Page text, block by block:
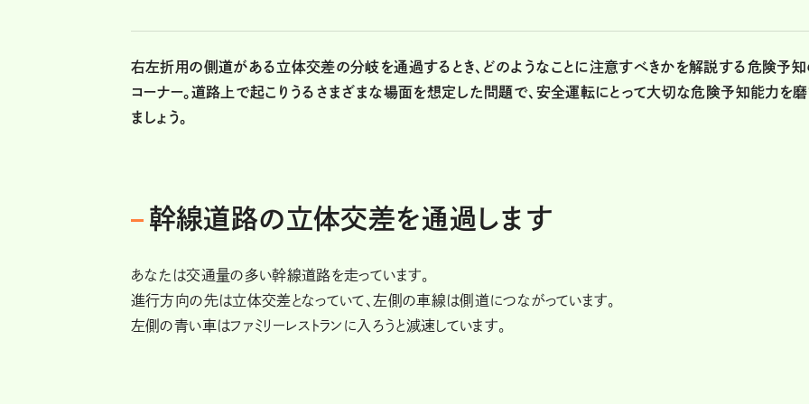
右左折用の側道がある立体交差の分岐を通過するとき、どのようなことに注意すべきかを解説する危険予
コーナー。道路上で起こりうるさまざまな場面を想定した問題で、安全運転にとって大切な危険予知能力を磨
ましょう。
幹線道路の立体交差を通過します
あなたは交通量の多い幹線道路を走っています。
進行方向の先は立体交差となっていて、左側の車線は側道につながっています。
左側の青い車はファミリーレストランに入ろうと減速しています。